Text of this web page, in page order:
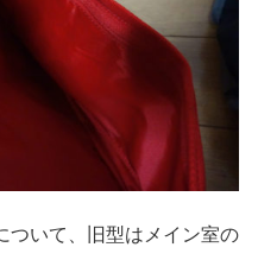
ついて、旧型はメイン室の